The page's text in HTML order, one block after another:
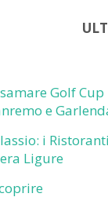
Golf
e
i
Ligure